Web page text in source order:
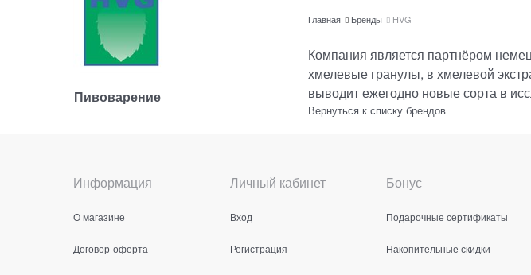
Пивоварение
Главная Бренды HVG
Компания является партнёром
хмелевые гранулы, в хмелевой
выводит ежегодно новые сорта в
Вернуться к списку брендов
Информация
О магазине
Договор-оферта
Личный кабинет
Вход
Регистрация
Бонус
Подарочные сертификаты
Накопительные скидки